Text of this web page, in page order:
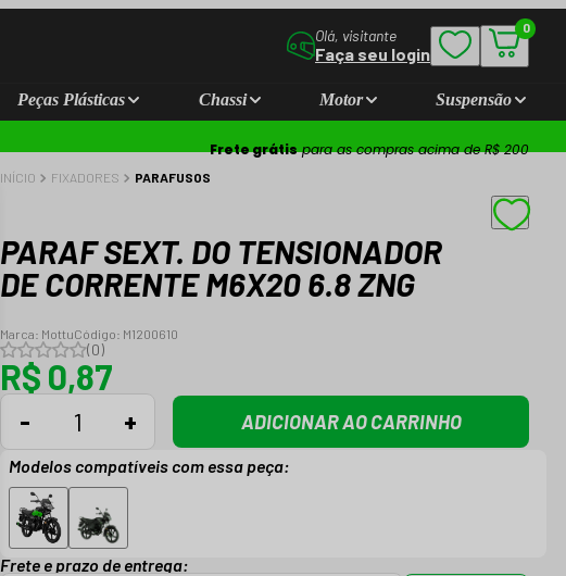
Olá, visitante
Faça seu login
0
Peças Plásticas Chassi Motor Suspensão
Frete grátispara as compras acima de R$ 200
INÍCIO FIXADORES PARAFUSOS
PARAF SEXT. DO TENSIONADOR
DE CORRENTE M6X20 6.8 ZNG
Marca: MottuCódigo: M1200610
(0)
R$ 0,87
- + ADICIONAR AO CARRINHO
Modelos compatíveis com essa peça:
Frete e prazo de entrega: